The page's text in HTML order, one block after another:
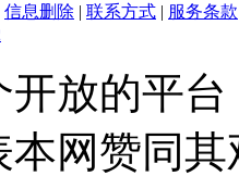
信息删除 | 联系方式 | 服务条款
开放的平
网赞同